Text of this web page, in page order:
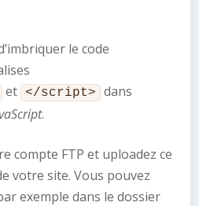
le code
et </script>
dans
.
compte FTP et uploadez ce
votre site. Vous pouvez
exemple dans le dossier